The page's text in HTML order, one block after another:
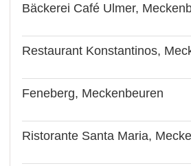
Bäckerei Café Ulmer,
Restaurant Konstantinos,
Feneberg, Meckenbeuren
Ristorante Santa Maria,